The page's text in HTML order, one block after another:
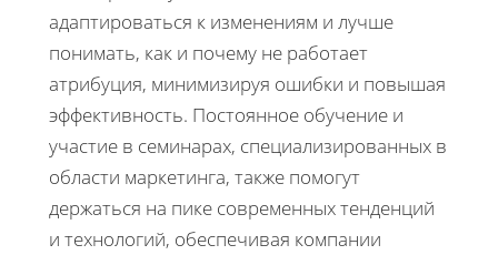
адаптироваться к изменениям и лучше
понимать, как и почему не работает
атрибуция, минимизируя ошибки и повышая
эффективность. Постоянное обучение и
участие в семинарах, специализированных в
области маркетинга, также помогут
держаться на пике современных тенденций
и технологий, обеспечивая компании